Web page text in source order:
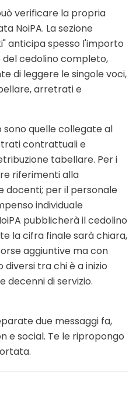
verificare la propria
NoiPA. La sezione
anticipa spesso l'importo
cedolino completo,
di leggere le singole voci,
arretrati e
sono quelle collegate al
contrattuali e
tabellare. Per i
riferimenti alla
docenti; per il personale
individuale
pubblicherà il cedolino
la cifra finale sarà chiara,
aggiuntive ma con
tra chi è a inizio
decenni di servizio.
due messaggi fa,
e social. Te le ripropongo